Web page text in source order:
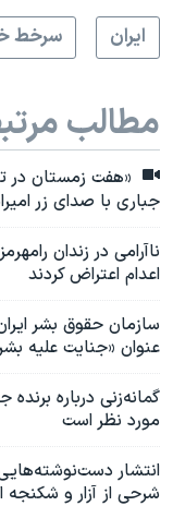
ايران
سرخط
مطالب
«هفت زمستان در
جباری با صدای زر
ناآرامی در زندان
اعدام اعتراض کردند
سازمان حقوق بشر
عنوان «جنایت علیه
گمانه‌زنی‌ درباره
مورد نظر است
انتشار
شرحی از آزار و شکنجه